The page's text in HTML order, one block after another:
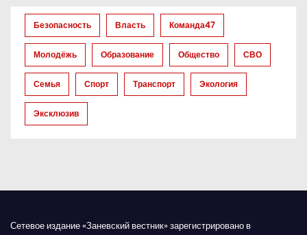
з
а
п
и
с
м
Безопасность Власть Команда47
Молодёжь Образование Общество СВО
Семья Спорт Транспорт Экология
Эксклюзив
Сетевое издание «Заневский вестник» зарегистрировано в